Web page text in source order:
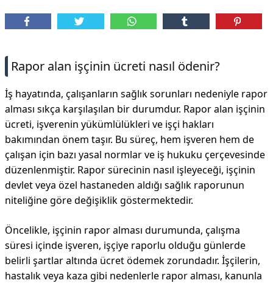
Rapor alan işçinin ücreti nasıl ödenir?
İş hayatında, çalışanların sağlık sorunları nedeniyle rapor
alması sıkça karşılaşılan bir durumdur. Rapor alan işçinin
ücreti, işverenin yükümlülükleri ve işçi hakları
bakımından önem taşır. Bu süreç, hem işveren hem de
çalışan için bazı yasal normlar ve iş hukuku çerçevesinde
düzenlenmiştir. Rapor sürecinin nasıl işleyeceği, işçinin
devlet veya özel hastaneden aldığı sağlık raporunun
niteliğine göre değişiklik göstermektedir.
Öncelikle, işçinin rapor alması durumunda, çalışma
süresi içinde işveren, işçiye raporlu olduğu günlerde
belirli şartlar altında ücret ödemek zorundadır. İşçilerin,
hastalık veya kaza gibi nedenlerle rapor alması, kanunla